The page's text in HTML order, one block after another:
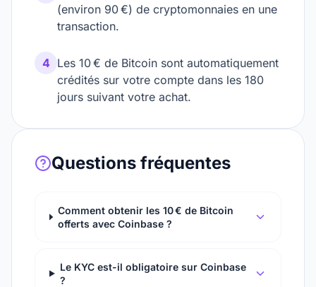
(environ 90 €) de cryptomonnaies en une
transaction.
4 Les 10 € de Bitcoin sont automatiquement
crédités sur votre compte dans les 180
jours suivant votre achat.
Questions fréquentes
Comment obtenir les 10 € de Bitcoin
offerts avec Coinbase ?
Le KYC est-il obligatoire sur Coinbase
?